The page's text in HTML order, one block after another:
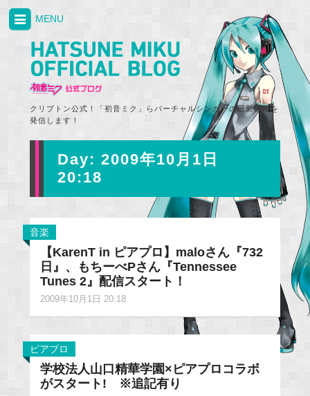
クリプトン公式！「初音ミク」らバーチャルシンガーの最新情報を
発信します！
MENU
Day: 2009年10月1日
20:18
音楽
【KarenT in ピアプロ】maloさん『732
日』、もちーべPさん『Tennessee
Tunes 2』配信スタート！
2009年10月1日 20:18
ピアプロ
学校法人山口精華学園×ピアプロコラボ
がスタート! ※追記有り